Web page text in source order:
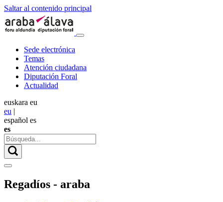
Saltar al contenido principal
Sede electrónica
Temas
Atención ciudadana
Diputación Foral
Actualidad
euskara eu
eu |
español es
es
Regadíos - araba